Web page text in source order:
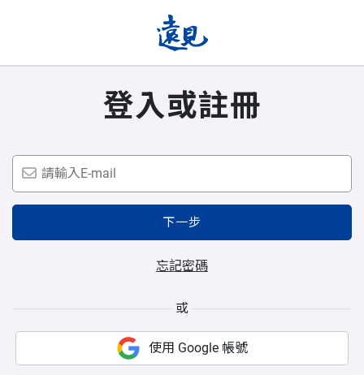
登入或註冊
下一步
忘記密碼
或
使用 Google 帳號